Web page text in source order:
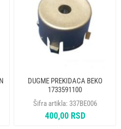
DUGME PREKIDACA BEKO
1733591100
Šifra artikla: 337BE006
400,00 RSD